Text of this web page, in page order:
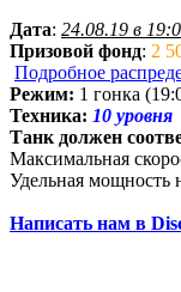
Дата: 24.08.19 в
Призовой фонд: 2
Подробное
Режим: 1 гонка
Техника: 10 уровня
Танк должен
Максимальная
Удельная мощность
Написать нам в